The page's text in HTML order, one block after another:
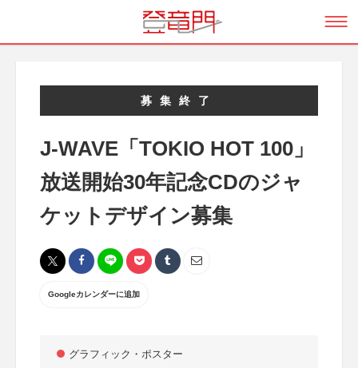
募集終了
J-WAVE「TOKIO HOT 100」
放送開始30年記念CDのジャ
ケットデザイン募集
Googleカレンダーに追加
グラフィック・ポスター